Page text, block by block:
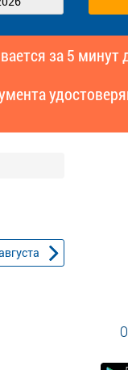
за 5 минут